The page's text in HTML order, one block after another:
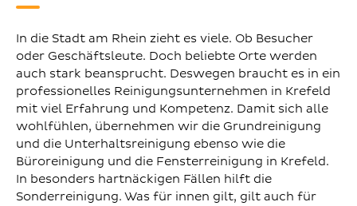
In die Stadt am Rhein zieht es viele. Ob Besucher
oder Geschäftsleute. Doch beliebte Orte werden
auch stark beansprucht. Deswegen braucht es in ein
professionelles Reinigungsunternehmen in Krefeld
mit viel Erfahrung und Kompetenz. Damit sich alle
wohlfühlen, übernehmen wir die Grundreinigung
und die Unterhaltsreinigung ebenso wie die
Büroreinigung und die Fensterreinigung in Krefeld.
In besonders hartnäckigen Fällen hilft die
Sonderreinigung. Was für innen gilt, gilt auch für